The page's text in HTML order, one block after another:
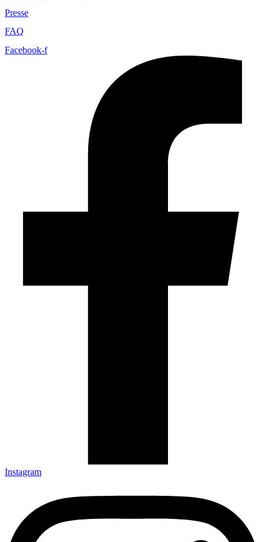
Presse
FAQ
Facebook-f
Instagram